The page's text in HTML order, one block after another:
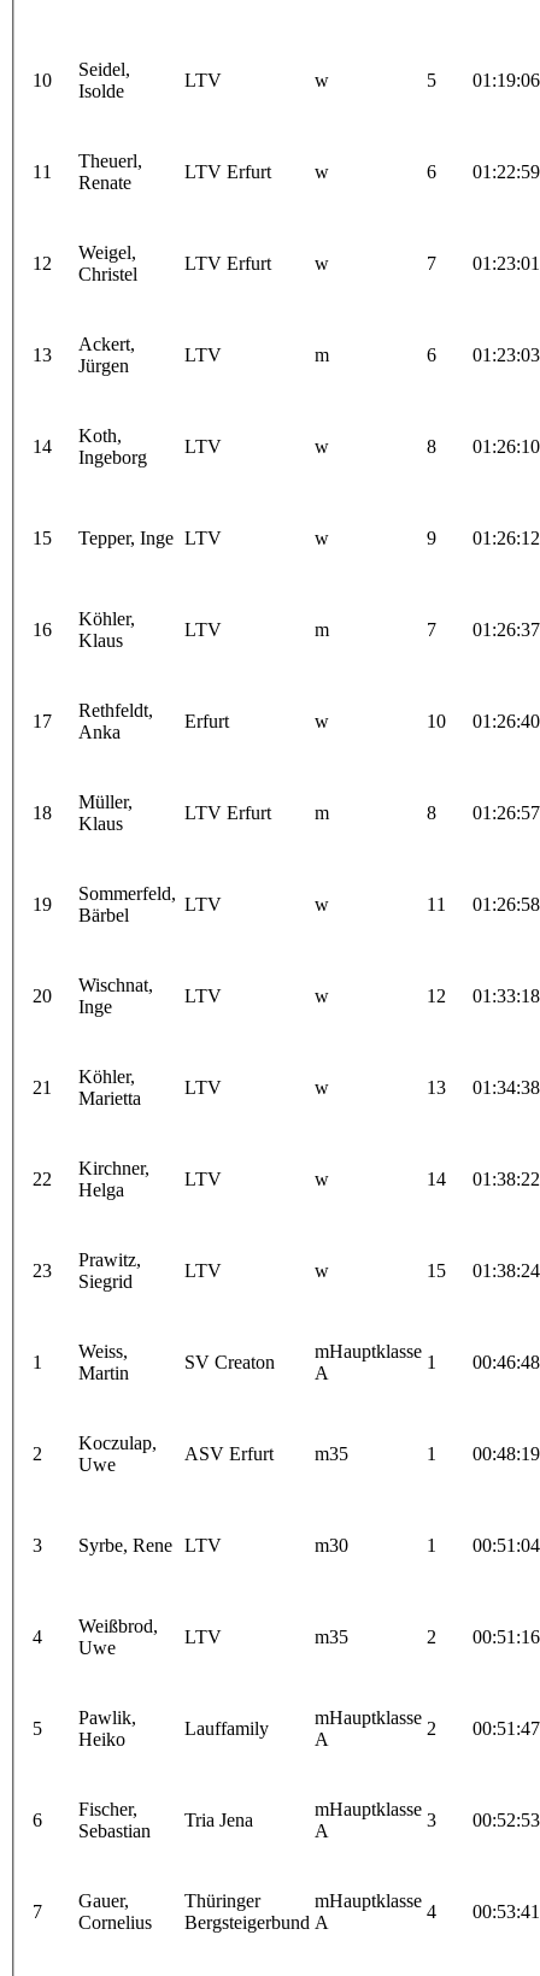
10
Seidel,
Isolde
LTV w 5 01:19:06
11
Theuerl,
Renate
LTV Erfurt w 6 01:22:59
12
Weigel,
Christel
LTV Erfurt w 7 01:23:01
13
Ackert,
Jürgen
LTV m 6 01:23:03
14
Koth,
Ingeborg
LTV w 8 01:26:10
15 Tepper, Inge LTV w 9 01:26:12
16
Köhler,
Klaus
LTV m 7 01:26:37
17
Rethfeldt,
Anka
Erfurt w 10 01:26:40
18
Müller,
Klaus
LTV Erfurt m 8 01:26:57
19
Sommerfeld,
Bärbel
LTV w 11 01:26:58
20
Wischnat,
Inge
LTV w 12 01:33:18
21
Köhler,
Marietta
LTV w 13 01:34:38
22
Kirchner,
Helga
LTV w 14 01:38:22
23
Prawitz,
Siegrid
LTV w 15 01:38:24
1
Weiss,
Martin
SV Creaton
mHauptklasse
A
1 00:46:48
2
Koczulap,
Uwe
ASV Erfurt m35 1 00:48:19
3 Syrbe, Rene LTV m30 1 00:51:04
4
Weißbrod,
Uwe
LTV m35 2 00:51:16
5
Pawlik,
Heiko
Lauffamily
mHauptklasse
A
2 00:51:47
6
Fischer,
Sebastian
Tria Jena
mHauptklasse
A
3 00:52:53
7
Gauer,
Cornelius
Thüringer
Bergsteigerbund
mHauptklasse
A
4 00:53:41